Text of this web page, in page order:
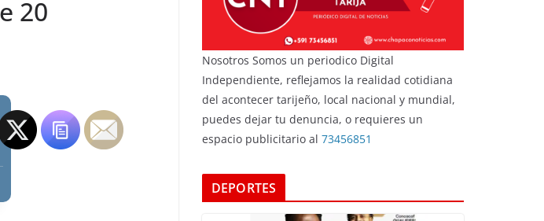
20
Nosotros Somos un periodico Digital
Independiente, reflejamos la realidad cotidiana
del acontecer tarijeño, local nacional y mundial,
puedes dejar tu denuncia, o requieres un
espacio publicitario al 73456851
DEPORTES